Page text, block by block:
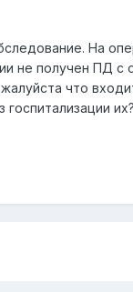
На
не получен ПД с
что
их?